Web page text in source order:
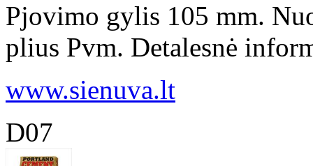
Pjovimo gylis 105 mm.
plius Pvm. Detalesnė
www.sienuva.lt
D07